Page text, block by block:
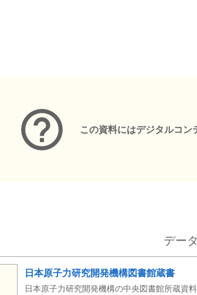
この資料にはデジタルコン
デー
日本原子力研究開発機構図書館蔵書
日本原子力研究開発機構の中央図書館所蔵資